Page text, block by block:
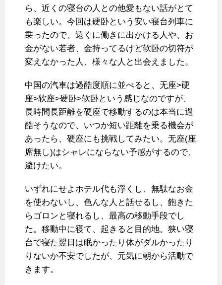
ら、近くの寝台の人との他愛もない話がとて
も楽しい。今回は硬卧という安い寝台列車に
乗ったので、遠くに働きに出かける人や、お
金がない若者、金持ってるけど软卧の切符が
変えなかった人、様々な人と出会えました。
中国の汽車は過酷度順に並べると、无座>硬
座>软座>硬卧>软卧という感じなのですが、
長時間長距離を硬座で移動するのは本当に過
酷そうなので、いつか短い距離を乗る機会が
あったら、硬座にも挑戦してみたい。无座(座
席無し)はシャレにならない予感がするので、
避けたい。
いずれにせよホテル代も浮くし、無駄なお金
を使わないし、色んな人と話せるし、飽きた
らゴロンと寝れるし、最高の移動手段でし
た。移動中に寝て、起きると目的地。狭い寝
台で寝た翌日は眠かったり体がダルかったり
りないか不安でしたが、元気に朝から活動で
きます。